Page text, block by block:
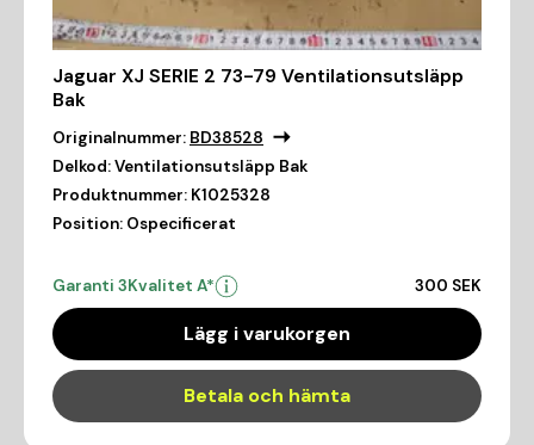
Jaguar XJ SERIE 2 73-79 Ventilationsutsläpp
Bak
Originalnummer: BD38528
Delkod:Ventilationsutsläpp Bak
Produktnummer: K1025328
Position: Ospecificerat
Garanti 3Kvalitet A* 300 SEK
Lägg i varukorgen
Betala och hämta